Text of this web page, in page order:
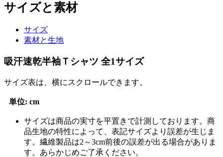
サイズと素材
サイズ
素材と生地
吸汗速乾半袖Ｔシャツ 全1サイズ
サイズ表は、横にスクロールできます。
単位: cm
サイズは商品の実寸を平置きで計測しております。商
品生地の特性によって、表記サイズより誤差が生じま
す。繊維製品は2～3cm前後の誤差が出る場合がありま
す。あらかじめご了承ください。